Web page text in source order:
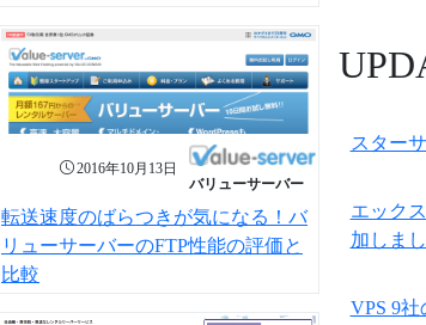
2016年10月13日
バリューサーバー
転送速度のばらつきが気になる！バ
リューサーバーのFTP性能の評価と
比較
スター
エック
加しまし
VPS 9社